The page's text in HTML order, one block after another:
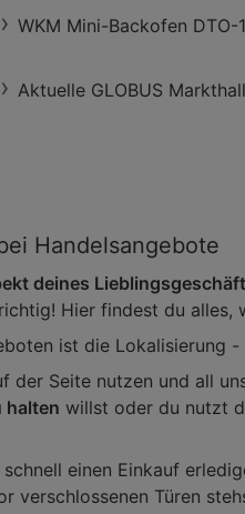
WKM Mini-Backofen DTO-
Aktuelle GLOBUS
Handelsangebote
deines
Hier findest du
ist die Lokalisierung
Seite nutzen und all
halten willst oder du nutzt
einen Einkauf
verschlossenen Türen